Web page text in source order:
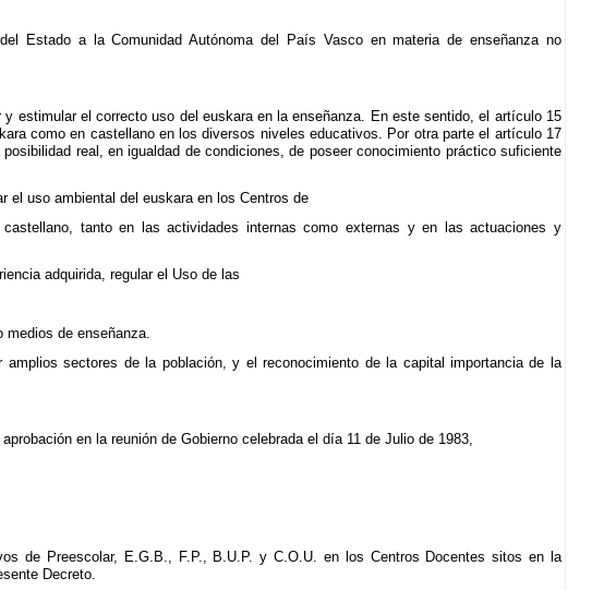
Estado a la Comunidad Autónoma del País Vasco en materia de enseñanza no
estimular el correcto uso del euskara en la enseñanza. En este sentido, el artículo 15
como en castellano en los diversos niveles educativos. Por otra parte el artículo 17
real, en igualdad de condiciones, de poseer conocimiento práctico suficiente
el uso ambiental del euskara en los Centros de
tanto en las actividades internas como externas y en las actuaciones y
adquirida, regular el Uso de las
medios de enseñanza.
sectores de la población, y el reconocimiento de la capital importancia de la
en la reunión de Gobierno celebrada el día 11 de Julio de 1983,
de Preescolar, E.G.B., F.P., B.U.P. y C.O.U. en los Centros Docentes sitos en la
Decreto.